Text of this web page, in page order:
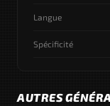
Langue
Spécificité
AUTRES